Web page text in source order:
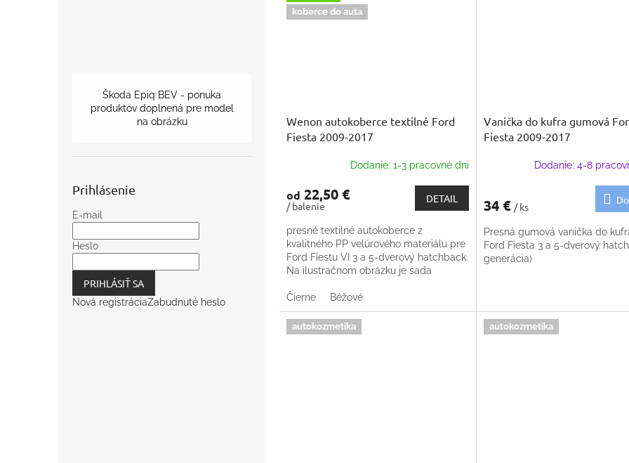
Škoda Epiq BEV - ponuka
produktov doplnená pre model
na obrázku
Prihlásenie
E-mail
Heslo
PRIHLÁSIŤ SA
Nová registráciaZabudnuté heslo
koberce do auta
Wenon autokoberce textilné Ford
Fiesta 2009-2017
Dodanie: 1-3 pracovné dni
od 22,50 €
/ balenie
DETAIL
presné textilné autokoberce z
kvalitného PP velúrového materiálu pre
Ford Fiestu VI 3 a 5-dverový hatchback.
Na ilustračnom obrázku je sada
kvality produktu-...
Čierne Béžové
Vanička do kufra gumová
Fiesta 2009-2017
Dodanie: 4-8
34 € / ks
Presná gumová vanička do
Ford Fiesta 3 a 5-dverový
generácia)
autokozmetika autokozmetika